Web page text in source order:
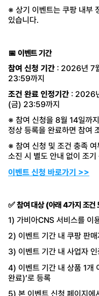
※ 상기 이벤트는 쿠팡 내부
있습니다.
📅 이벤트 기간
참여 신청 기간 : 2026년 7
23:59까지
조건 완료 인정기간 : 2026
(금) 23:59까지
※ 참여 신청을 8월 14일까
정상 등록을 완료하면 참여
※ 참여 신청 및 조건 충족
소진 시 별도 안내 없이 조
이벤트 신청 바로가기 >>
✅ 참여 대상 (아래 4가지 조건
1) 가비아CNS 서비스를 이
2) 이벤트 기간 내 쿠팡 판
3) 이벤트 기간 내 사업자
4) 이벤트 기간 내 상품 1개
완료)’로 등록
5) 본 이벤트 신청 페이지에